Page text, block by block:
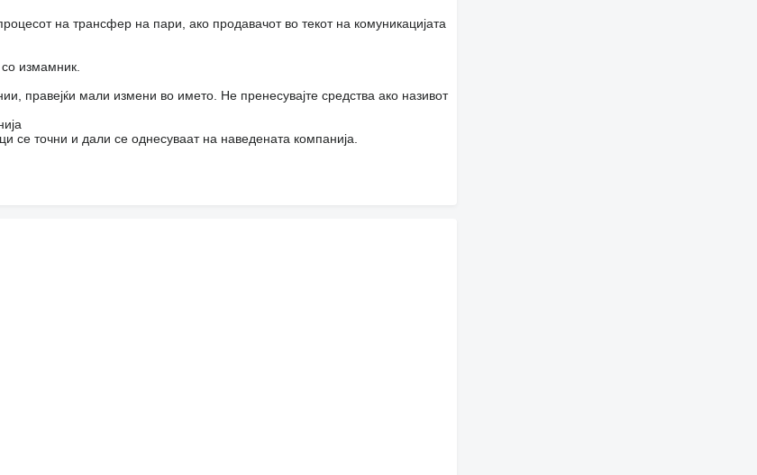
на трансфер на пари, ако продавачот во текот на комуникацијата
измамник.
правејќи мали измени во името. Не пренесувајте средства ако називот
точни и дали се однесуваат на наведената компанија.